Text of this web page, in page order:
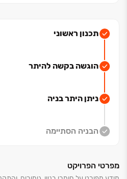
השאירו פרטים עכשיו ונחזור אליכם
תכנון ראשוני
הוגשה בקשה להיתר
ניתן היתר בניה
הבניה הסתיימה
מפרטי הפרויקט